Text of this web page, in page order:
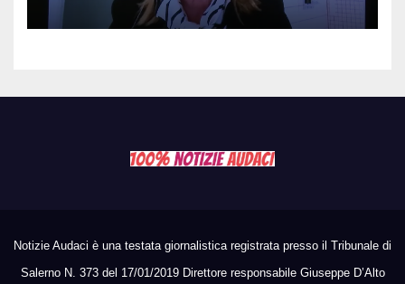
vedono il bucato, il video
Notizie Audaci è una testata giornalistica registrata presso il Tribunale di
Salerno N. 373 del 17/01/2019 Direttore responsabile Giuseppe D’Alto